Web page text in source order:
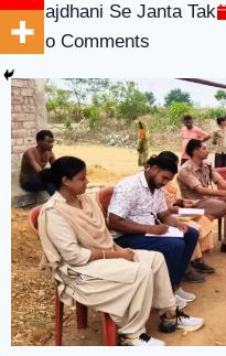
Rajdhani Se Janta Tak
No Comments